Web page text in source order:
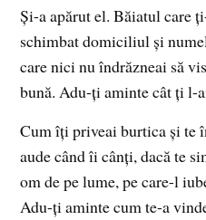
Şi-a apărut el. Băiatul care
schimbat domiciliul şi
care nici nu îndrăzneai să
bună. Adu-ţi aminte cât ţi l-
Cum îţi priveai burtica şi te
aude când îi cânţi, dacă te
om de pe lume, pe care-l
Adu-ţi aminte cum te-a